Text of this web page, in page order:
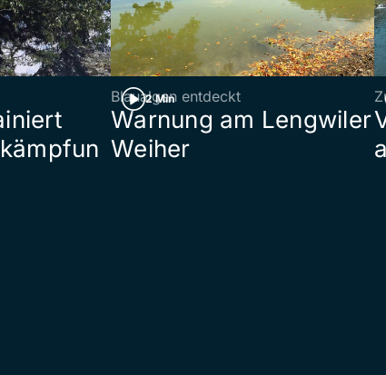
2 Min
Blaualgen entdeckt
Warnung am Lengwiler
Weiher